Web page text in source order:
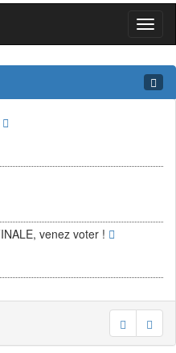
venez voter !